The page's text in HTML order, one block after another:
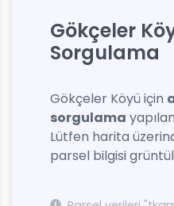
Gökçeler
Sorgulama
Gökçeler Köyü için
sorgulama
Lütfen harita
parsel bilgisi